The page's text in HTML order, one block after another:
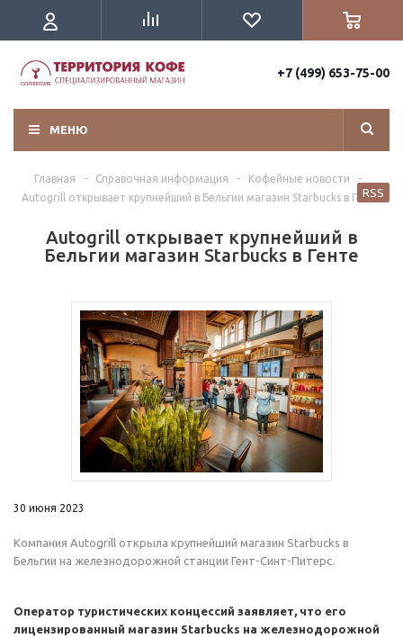
+7 (499) 653-75-00
МЕНЮ
Главная - Справочная информация - Кофейные новости
-
Autogrill открывает крупнейший в Бельгии магазин Starbucks в Генте
Autogrill открывает крупнейший в
Бельгии магазин Starbucks в Генте
RSS
30 июня 2023
Компания Autogrill открыла крупнейший магазин Starbucks в
Бельгии на железнодорожной станции Гент-Синт-Питерс.
Оператор туристических концессий заявляет, что его
лицензированный магазин Starbucks на железнодорожной